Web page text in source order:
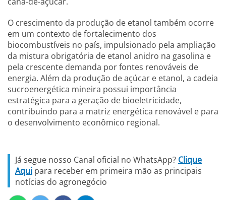
O crescimento da produção de etanol também ocorre
em um contexto de fortalecimento dos
biocombustíveis no país, impulsionado pela ampliação
da mistura obrigatória de etanol anidro na gasolina e
pela crescente demanda por fontes renováveis de
energia. Além da produção de açúcar e etanol, a cadeia
sucroenergética mineira possui importância
estratégica para a geração de bioeletricidade,
contribuindo para a matriz energética renovável e para
o desenvolvimento econômico regional.
Já segue nosso Canal oficial no WhatsApp? Clique
Aqui para receber em primeira mão as principais
notícias do agronegócio